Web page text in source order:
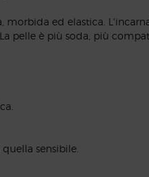
ed elastica.
pelle è più soda, più
sensibile.